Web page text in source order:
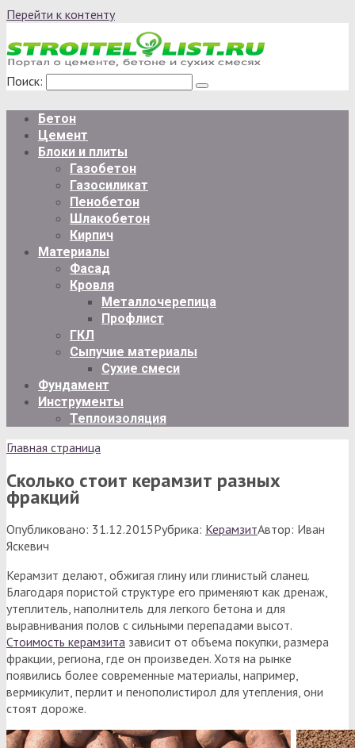
Перейти к контенту
Поиск:
Бетон
Цемент
Блоки и плиты
Газобетон
Газосиликат
Пенобетон
Шлакобетон
Кирпич
Материалы
Фасад
Кровля
Металлочерепица
Профлист
ГКЛ
Сыпучие материалы
Сухие смеси
Фундамент
Инструменты
Теплоизоляция
Главная страница
Сколько стоит керамзит разных
фракций
Опубликовано: 31.12.2015Рубрика: КерамзитАвтор: Иван
Яскевич
Керамзит делают, обжигая глину или глинистый сланец.
Благодаря пористой структуре его применяют как дренаж,
утеплитель, наполнитель для легкого бетона и для
выравнивания полов с сильными перепадами высот.
Стоимость керамзита зависит от объема покупки, размера
фракции, региона, где он произведен. Хотя на рынке
появились более современные материалы, например,
вермикулит, перлит и пенополистирол для утепления, они
стоят дороже.